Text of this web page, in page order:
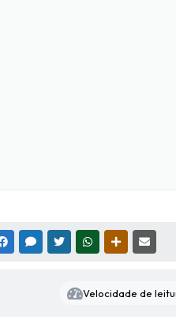
FACEBOOKMESSENGER
TWITTERWHATSAPPOUTRAS
Velocidade de